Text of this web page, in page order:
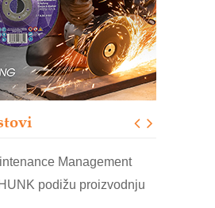
- više od 40 godina
industriji
ADVANCED INDICATOR
za efikasnije
transformatora u
i vetroparkovima
Management
podižu proizvodnju